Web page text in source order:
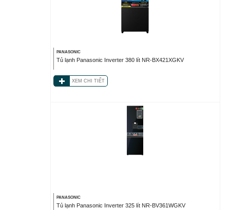
PANASONIC
Tủ lạnh Panasonic Inverter 380 lít NR-BX421XGKV
XEM CHI TIẾT
PANASONIC
Tủ lạnh Panasonic Inverter 325 lít NR-BV361WGKV